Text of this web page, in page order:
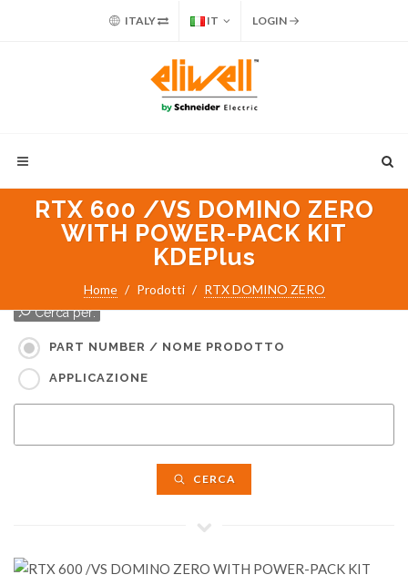
ITALY IT LOGIN
RTX 600 /VS DOMINO ZERO
WITH POWER-PACK KIT
KDEPlus
Home Prodotti RTX DOMINO ZERO
Cerca per:
PART NUMBER / NOME PRODOTTO
APPLICAZIONE
CERCA